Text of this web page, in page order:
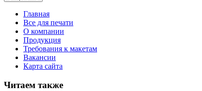
Главная
Все для печати
О компании
Продукция
Требования к макетам
Вакансии
Карта сайта
Читаем также